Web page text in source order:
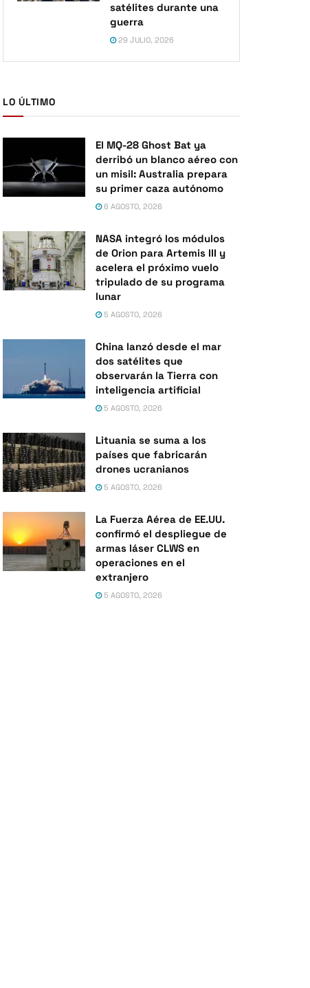
satélites durante una
guerra
29 JULIO, 2026
LO ÚLTIMO
El MQ-28 Ghost Bat ya
derribó un blanco aéreo con
un misil: Australia prepara
su primer caza autónomo
6 AGOSTO, 2026
NASA integró los módulos
de Orion para Artemis III y
acelera el próximo vuelo
tripulado de su programa
lunar
5 AGOSTO, 2026
China lanzó desde el mar
dos satélites que
observarán la Tierra con
inteligencia artificial
5 AGOSTO, 2026
Lituania se suma a los
países que fabricarán
drones ucranianos
5 AGOSTO, 2026
La Fuerza Aérea de EE.UU.
confirmó el despliegue de
armas láser CLWS en
operaciones en el
extranjero
5 AGOSTO, 2026